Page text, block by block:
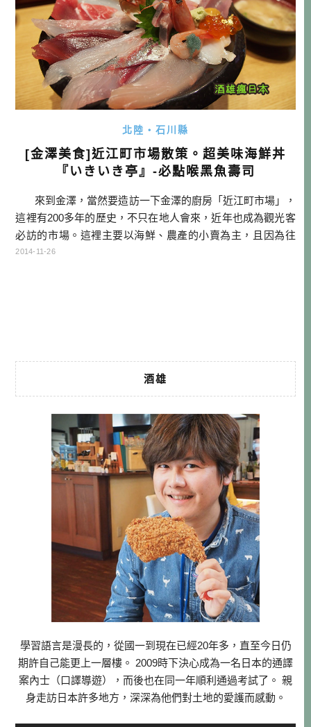
北陸・石川縣
[金澤美食]近江町市場散策。超美味海鮮丼
『いきいき亭』-必點喉黑魚壽司
來到金澤，當然要造訪一下金澤的廚房「近江町市場」，
這裡有200多年的歷史，不只在地人會來，近年也成為觀光客
必訪的市場。這裡主要以海鮮、農產的小賣為主，且因為往
來遊客眾多，所以也很多提供美味餐點的食堂。邊走邊逛，
2014-11-26
酒雄
學習語言是漫長的，從國一到現在已經20年多，直至今日仍
期許自己能更上一層樓。 2009時下決心成為一名日本的通譯
案內士（口譯導遊），而後也在同一年順利通過考試了。 親
身走訪日本許多地方，深深為他們對土地的愛護而感動。